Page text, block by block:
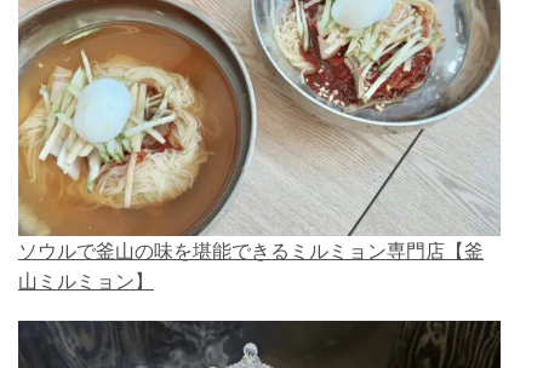
ソウルで釜山の味を堪能できるミルミョン専門店【釜
山ミルミョン】